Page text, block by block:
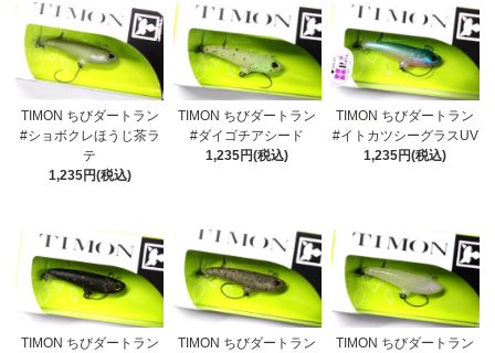
TIMON ちびダートラン
#ショボクレほうじ茶ラ
テ
1,235円(税込)
TIMON ちびダートラン
#ダイゴチアシード
1,235円(税込)
TIMON ちびダートラン
#イトカツシーグラスUV
1,235円(税込)
TIMON ちびダートラン
TIMON ちびダートラン
TIMON ちびダートラン